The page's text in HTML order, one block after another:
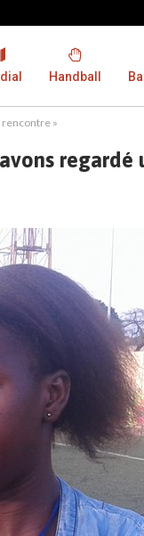
Handball
rencontre »
regardé